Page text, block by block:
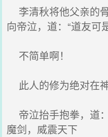
李清秋将他父亲的
向帝泣，道：“道友可
不简单啊！
此人的修为绝对在
帝泣抬手抱拳，道
魔剑，威震天下